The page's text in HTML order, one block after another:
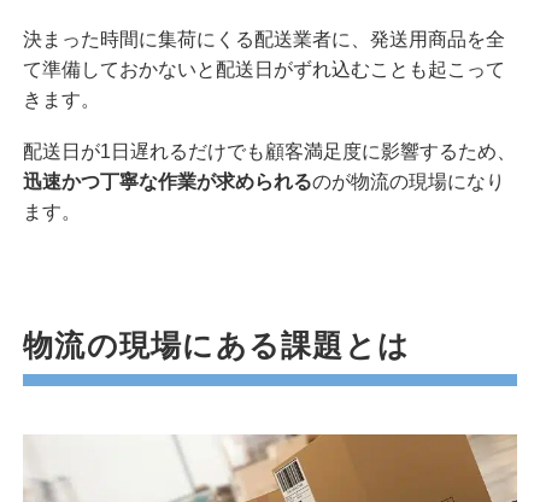
決まった時間に集荷にくる配送業者に、発送用商品を全
て準備しておかないと配送日がずれ込むことも起こって
きます。
配送日が1日遅れるだけでも顧客満足度に影響するため、
迅速かつ丁寧な作業が求められるのが物流の現場になり
ます。
物流の現場にある課題とは